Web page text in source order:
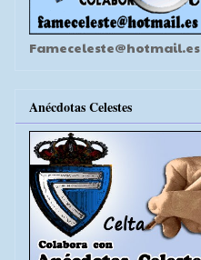
Fameceleste@hotmail.es
Anécdotas Celestes